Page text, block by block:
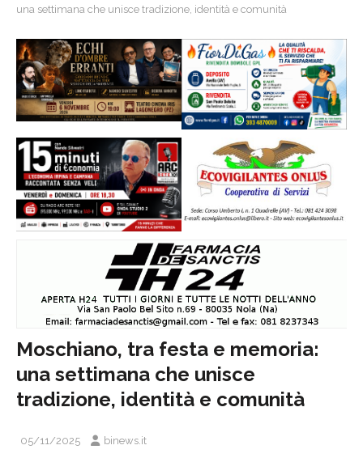
una settimana che unisce tradizione, identità e comunità
Moschiano, tra festa e memoria:
una settimana che unisce
tradizione, identità e comunità
05/11/2025 binews.it